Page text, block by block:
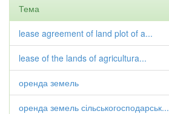
Тема
lease agreement of land plot of a...
lease of the lands of agricultura...
оренда земель
оренда земель сільськогосподарськ...